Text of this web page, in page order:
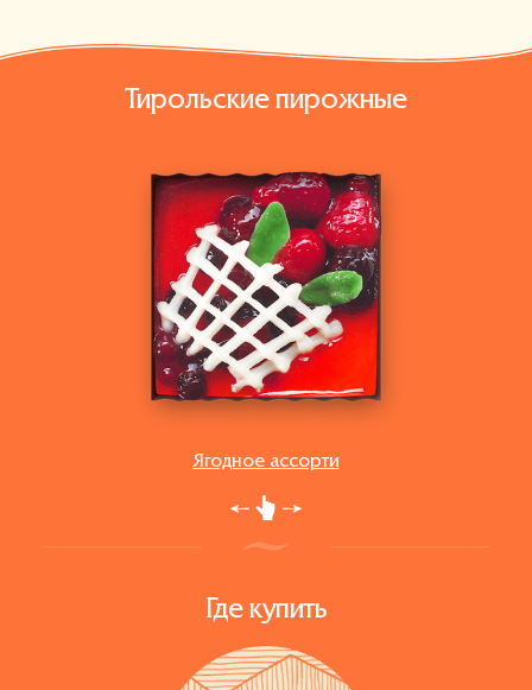
Тирольские пирожные
Ягодное ассорти
Где купить